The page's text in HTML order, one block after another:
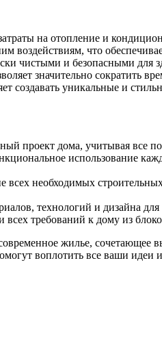
на отопление и
воздействиям, что
чистыми и безопасными для
значительно сократить
создавать уникальные и
проект дома, учитывая все
использование
необходимых
технологий и дизайна для
всех требований к дому из
жилье, сочетающее
воплотить все ваши идеи